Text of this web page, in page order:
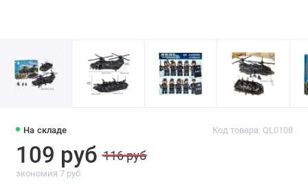
На складе Код товара: QL0108
109 руб 116 руб
экономия 7 руб